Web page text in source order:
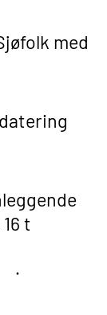
E-
med
t